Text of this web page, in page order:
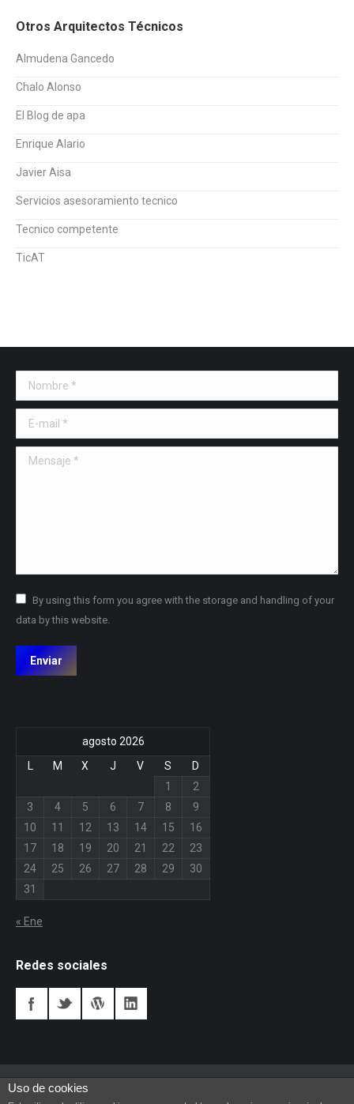
Otros Arquitectos Técnicos
Almudena Gancedo
Chalo Alonso
El Blog de apa
Enrique Alario
Javier Aisa
Servicios asesoramiento tecnico
Tecnico competente
TicAT
Nombre *
E-mail *
Mensaje *
By using this form you agree with the storage and handling of your
data by this website.
Enviar
agosto 2026
L
M X J V S
D
1
2
3
4 5 6 7 8
9
10
11 12 13 14 15
16
17
18 19 20 21 22
23
24
25 26 27 28 29
30
31
« Ene
Redes sociales
Uso de cookies